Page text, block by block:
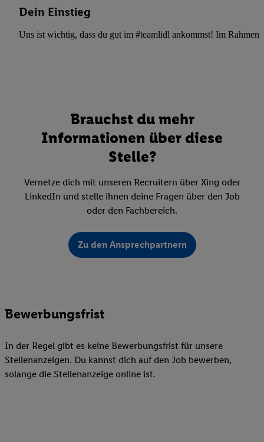
Dein Einstieg
Uns ist wichtig, dass du gut im #teamlidl ankommst! Im Rahmen
Brauchst du mehr
Informationen über diese
Stelle?
Vernetze dich mit unseren Recruitern über Xing oder
LinkedIn und stelle ihnen deine Fragen über den Job
oder den Fachbereich.
Zu den Ansprechpartnern
Bewerbungsfrist
In der Regel gibt es keine Bewerbungsfrist für unsere
Stellenanzeigen. Du kannst dich auf den Job bewerben,
solange die Stellenanzeige online ist.